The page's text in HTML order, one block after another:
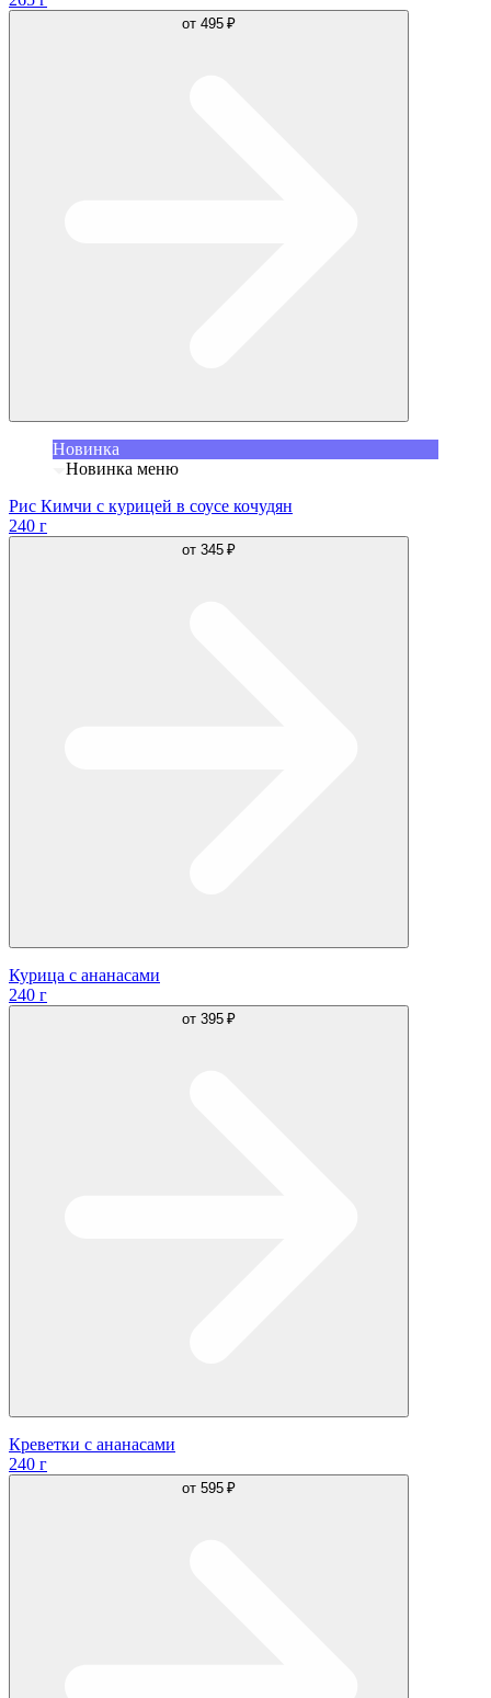
от 495 ₽
Новинка
Новинка меню
Рис Кимчи с курицей в соусе кочудян
240 г
от 345 ₽
Курица с ананасами
240 г
от 395 ₽
Креветки с ананасами
240 г
от 595 ₽